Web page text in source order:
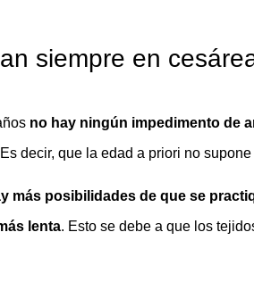
siempre en
no hay ningún impedimento de
decir, que la edad a priori no
más posibilidades de que se
lenta. Esto se debe a que los